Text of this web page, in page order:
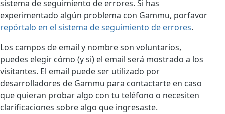
sistema de seguimiento de errores. Si has
experimentado algún problema con Gammu, porfavor
repórtalo en el sistema de seguimiento de errores.
Los campos de email y nombre son voluntarios,
puedes elegir cómo (y si) el email será mostrado a los
visitantes. El email puede ser utilizado por
desarrolladores de Gammu para contactarte en caso
que quieran probar algo con tu teléfono o necesiten
clarificaciones sobre algo que ingresaste.